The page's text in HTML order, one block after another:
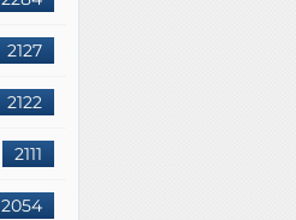
2127
2122
2111
2054